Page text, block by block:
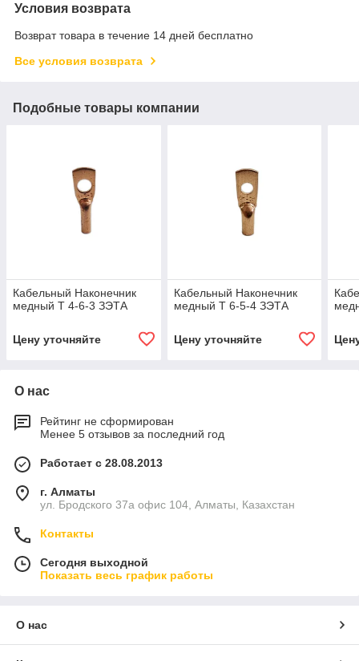
Условия возврата
Возврат товара в течение 14 дней бесплатно
Все условия возврата
Подобные товары компании
Кабельный Наконечник
медный Т 4-6-3 ЗЭТА
Цену уточняйте
Кабельный Наконечник
медный Т 6-5-4 ЗЭТА
Цену уточняйте
О нас
Рейтинг не сформирован
Менее 5 отзывов за последний год
Работает с 28.08.2013
г. Алматы
ул. Бродского 37а офис 104, Алматы, Казахстан
Контакты
Сегодня выходной
Показать весь график работы
О нас